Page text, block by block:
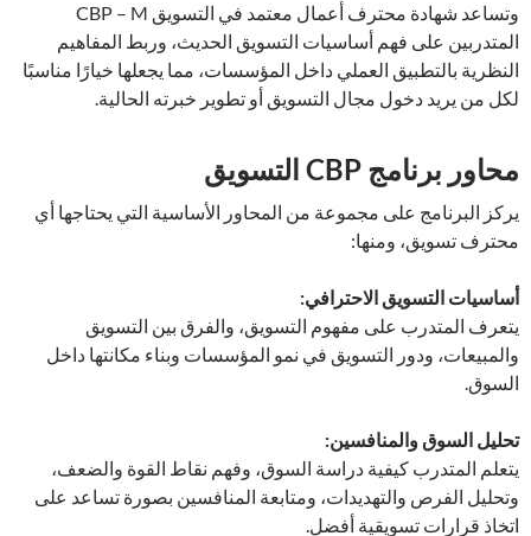
وتساعد شهادة محترف أعمال معتمد في التسويق CBP – M
المتدربين على فهم أساسيات التسويق الحديث، وربط المفاهيم
النظرية بالتطبيق العملي داخل المؤسسات، مما يجعلها خيارًا مناسبًا
لكل من يريد دخول مجال التسويق أو تطوير خبرته الحالية.
محاور برنامج CBP التسويق
يركز البرنامج على مجموعة من المحاور الأساسية التي يحتاجها أي
محترف تسويق، ومنها:
أساسيات التسويق الاحترافي:
يتعرف المتدرب على مفهوم التسويق، والفرق بين التسويق
والمبيعات، ودور التسويق في نمو المؤسسات وبناء مكانتها داخل
السوق.
تحليل السوق والمنافسين:
يتعلم المتدرب كيفية دراسة السوق، وفهم نقاط القوة والضعف،
وتحليل الفرص والتهديدات، ومتابعة المنافسين بصورة تساعد على
اتخاذ قرارات تسويقية أفضل.